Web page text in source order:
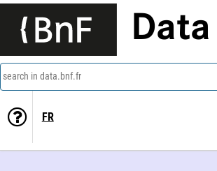
Data
search in data.bnf.fr
FR